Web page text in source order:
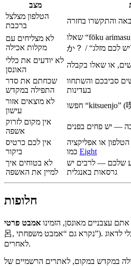
מצב
הטלפון מצלצל
ברכבת
והתקשרו בחזרה
לא מצליחים עם
מקלות אכילה
שאלו “fōku arimasu ka?” (フォークあります
לא יודעים את כללי
האונסן
או שאלו בקבלה
שכחתם את סדר
התפילה במקדש
סביבכם והשתחוו
בעדינות
לא מוצאים אזור
עישון
אין מקום לזרוק
אשפה
— יש פחים בפנים
אין לכם כרטיס
ביקור
או אפליקציה
Eight
לא בטוחים איך
למיין את האשפה
שלכם — לרבים יש
גרסאות באנגלית
חלופות
עצבניים מאונסן, הזמינו אמבט פרטי
呂, נקרא גם “אמבט משפחתי”). תוכלו להתרחץ בקצב שלכם בלי לדאוג
לאחרים.